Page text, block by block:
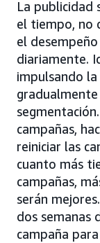
La publicidad
el tiempo, no
el
diariamente.
impulsando
campañas,
reiniciar las
cuanto más
campañas,
serán
dos semanas
campaña